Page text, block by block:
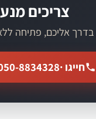
צריכים
בדרך אליכם, פתיחה
חייגו ·8834328